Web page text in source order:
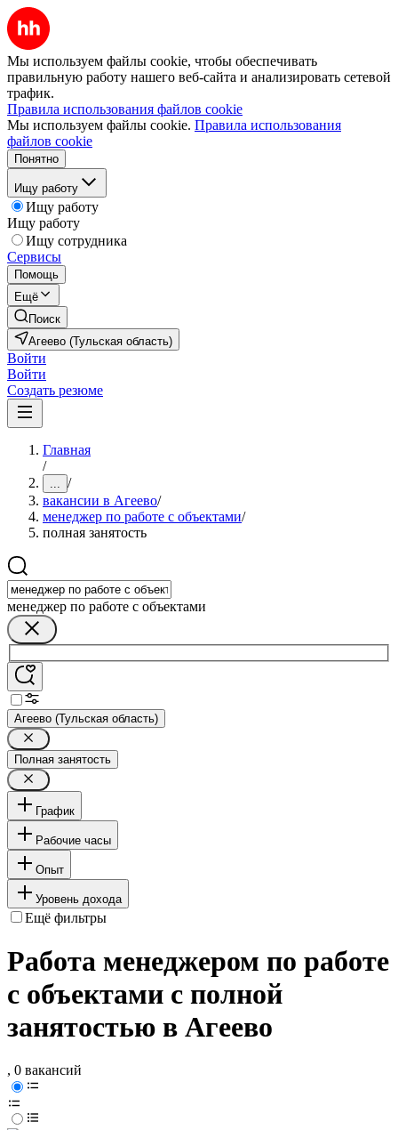
Мы используем файлы cookie, чтобы обеспечивать
правильную работу нашего веб-сайта и анализировать сетевой
трафик.
Правила использования файлов cookie
Мы используем файлы cookie. Правила использования
файлов cookie
Понятно
Ищу работу
Ищу работу
Ищу работу
Ищу сотрудника
Сервисы
Помощь
Ещё
Поиск
Агеево (Тульская область)
Войти
Войти
Создать резюме
Главная
/
... /
вакансии в Агеево/
менеджер по работе с объектами/
полная занятость
менеджер по работе с объектами
Агеево (Тульская область)
Полная занятость
График
Рабочие часы
Опыт
Уровень дохода
Ещё фильтры
Работа менеджером по работе
с объектами с полной
занятостью в Агеево
, 0 вакансий